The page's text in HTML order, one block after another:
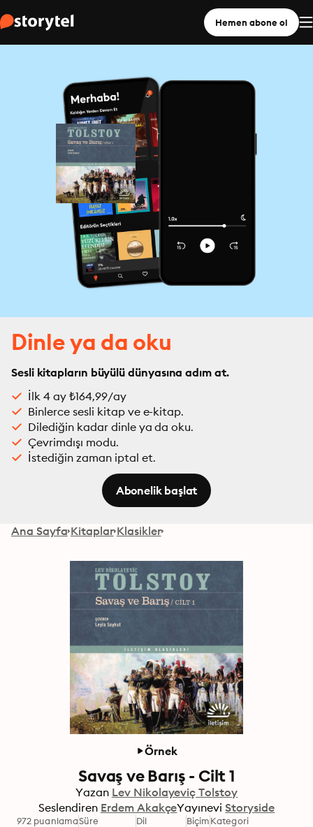
Hemen abone ol
Dinle ya da oku
Sesli kitapların büyülü dünyasına adım at.
İlk 4 ay ₺164,99/ay
Binlerce sesli kitap ve e-kitap.
Dilediğin kadar dinle ya da oku.
Çevrimdışı modu.
İstediğin zaman iptal et.
Abonelik başlat
Ana Sayfa Kitaplar Klasikler
Örnek
Savaş ve Barış - Cilt 1
Yazan Lev Nikolayeviç Tolstoy
Seslendiren Erdem AkakçeYayınevi Storyside
972 puanlamaSüre Dil BiçimKategori